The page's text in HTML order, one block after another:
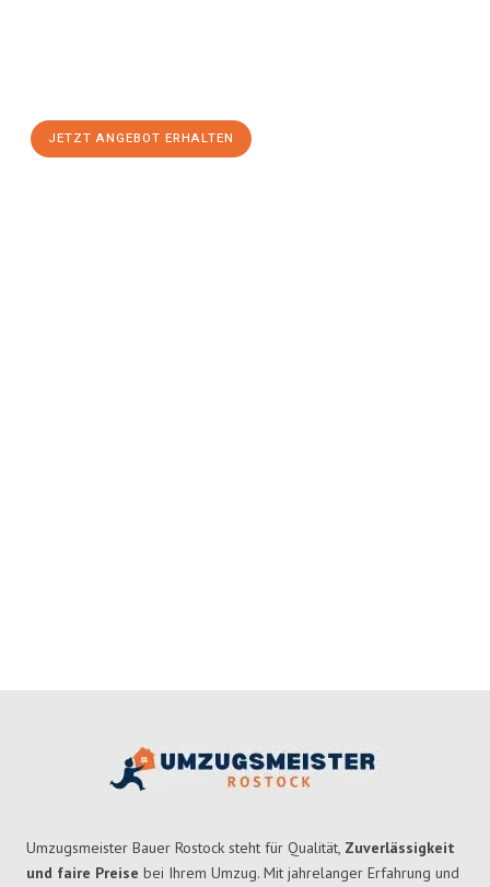
JETZT ANGEBOT ERHALTEN
Umzugsmeister Bauer Rostock steht für Qualität, Zuverlässigkeit
und faire Preise bei Ihrem Umzug. Mit jahrelanger Erfahrung und